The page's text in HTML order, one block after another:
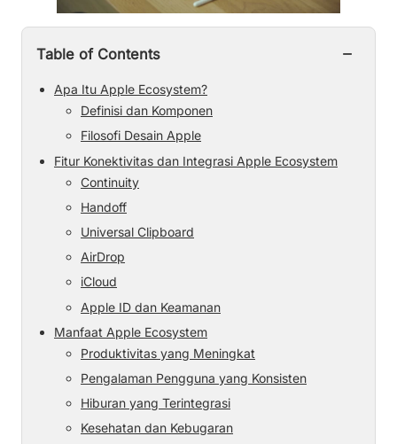
Table of Contents −
Apa Itu Apple Ecosystem?
Definisi dan Komponen
Filosofi Desain Apple
Fitur Konektivitas dan Integrasi Apple Ecosystem
Continuity
Handoff
Universal Clipboard
AirDrop
iCloud
Apple ID dan Keamanan
Manfaat Apple Ecosystem
Produktivitas yang Meningkat
Pengalaman Pengguna yang Konsisten
Hiburan yang Terintegrasi
Kesehatan dan Kebugaran